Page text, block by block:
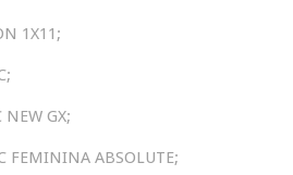
1X11;
GX;
FEMININA ABSOLUTE;